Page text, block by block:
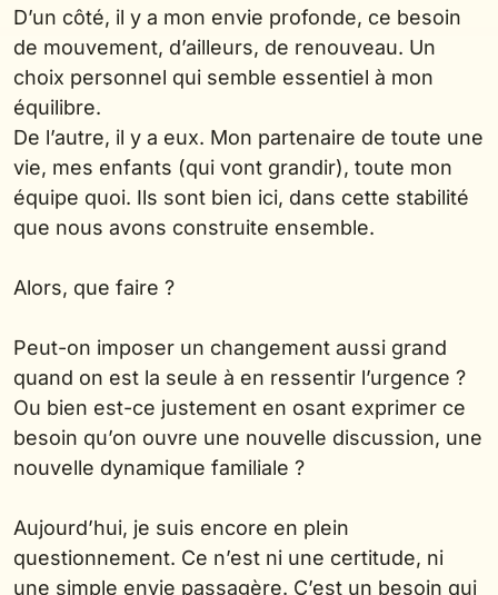
D’un côté, il y a mon envie profonde, ce besoin
de mouvement, d’ailleurs, de renouveau. Un
choix personnel qui semble essentiel à mon
équilibre.
De l’autre, il y a eux. Mon partenaire de toute une
vie, mes enfants (qui vont grandir), toute mon
équipe quoi. Ils sont bien ici, dans cette stabilité
que nous avons construite ensemble.
Alors, que faire ?
Peut-on imposer un changement aussi grand
quand on est la seule à en ressentir l’urgence ?
Ou bien est-ce justement en osant exprimer ce
besoin qu’on ouvre une nouvelle discussion, une
nouvelle dynamique familiale ?
Aujourd’hui, je suis encore en plein
questionnement. Ce n’est ni une certitude, ni
une simple envie passagère. C’est un besoin qui